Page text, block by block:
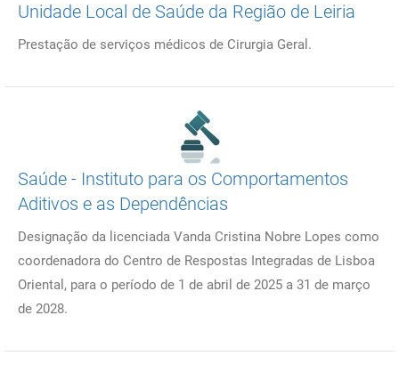
Unidade Local de Saúde da Região de Leiria
Prestação de serviços médicos de Cirurgia Geral.
Saúde - Instituto para os Comportamentos
Aditivos e as Dependências
Designação da licenciada Vanda Cristina Nobre Lopes como
coordenadora do Centro de Respostas Integradas de Lisboa
Oriental, para o período de 1 de abril de 2025 a 31 de março
de 2028.